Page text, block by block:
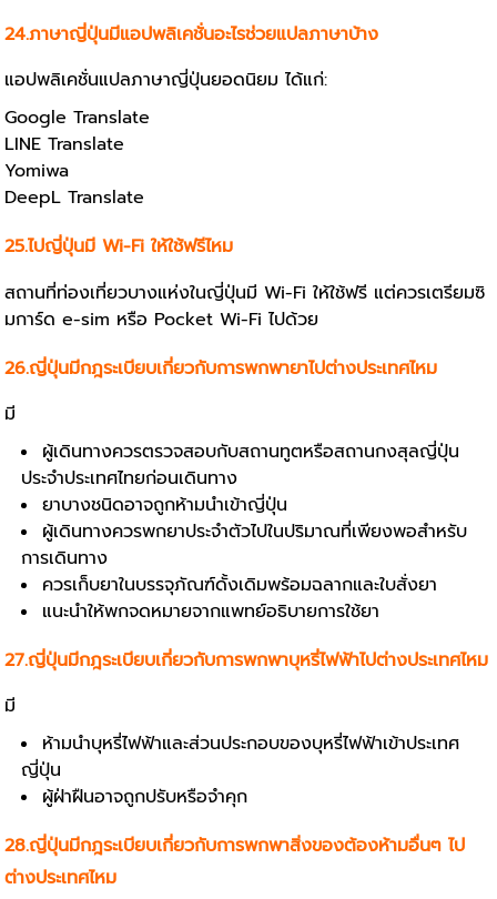
24.ภาษาญี่ปุ่นมีแอปพลิเคชั่นอะไรช่วยแปลภาษาบ้าง
แอปพลิเคชั่นแปลภาษาญี่ปุ่นยอดนิยม ได้แก่:
Google Translate
LINE Translate
Yomiwa
DeepL Translate
25.ไปญี่ปุ่นมี Wi-Fi ให้ใช้ฟรีไหม
สถานที่ท่องเที่ยวบางแห่งในญี่ปุ่นมี Wi-Fi ให้ใช้ฟรี แต่ควรเตรียมซิ
มการ์ด e-sim หรือ Pocket Wi-Fi ไปด้วย
26.ญี่ปุ่นมีกฎระเบียบเกี่ยวกับการพกพายาไปต่างประเทศไหม
มี
ผู้เดินทางควรตรวจสอบกับสถานทูตหรือสถานกงสุลญี่ปุ่น
ประจำประเทศไทยก่อนเดินทาง
ยาบางชนิดอาจถูกห้ามนำเข้าญี่ปุ่น
ผู้เดินทางควรพกยาประจำตัวไปในปริมาณที่เพียงพอสำหรับ
การเดินทาง
ควรเก็บยาในบรรจุภัณฑ์ดั้งเดิมพร้อมฉลากและใบสั่งยา
แนะนำให้พกจดหมายจากแพทย์อธิบายการใช้ยา
27.ญี่ปุ่นมีกฎระเบียบเกี่ยวกับการพกพาบุหรี่ไฟฟ้าไปต่างประเทศไหม
มี
ห้ามนำบุหรี่ไฟฟ้าและส่วนประกอบของบุหรี่ไฟฟ้าเข้าประเทศ
ญี่ปุ่น
ผู้ฝ่าฝืนอาจถูกปรับหรือจำคุก
28.ญี่ปุ่นมีกฎระเบียบเกี่ยวกับการพกพาสิ่งของต้องห้ามอื่นๆ ไป
ต่างประเทศไหม